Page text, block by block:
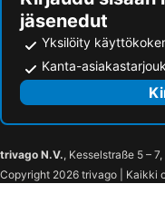
jäsenedut
Yksilöity
Kanta-
trivago N.V., Kesselstraße 5 –
Copyright 2026 trivago | Kaikki